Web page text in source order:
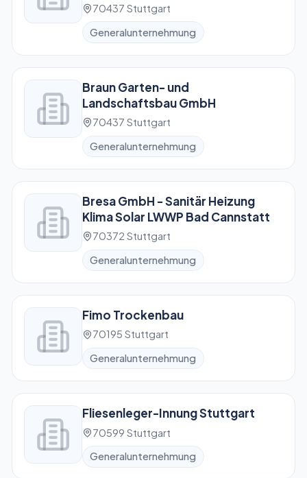
70437 Stuttgart
Generalunternehmung
Braun Garten- und
Landschaftsbau GmbH
70437 Stuttgart
Generalunternehmung
Bresa GmbH - Sanitär Heizung
Klima Solar LWWP Bad Cannstatt
70372 Stuttgart
Generalunternehmung
Fimo Trockenbau
70195 Stuttgart
Generalunternehmung
Fliesenleger-Innung Stuttgart
70599 Stuttgart
Generalunternehmung